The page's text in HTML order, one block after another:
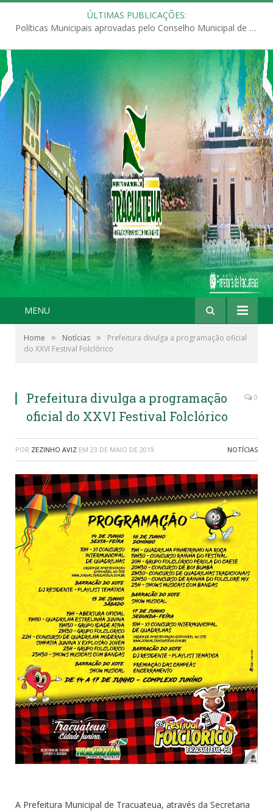
ÚLTIMAS PUBLICAÇÕES:
Políticas Municipais aprovadas pelo Conselho Municipal de Educação (CME)
MENU
Home » Notícias »
Prefeitura divulga a programação oficial
do XXVI Festival Folclórico
Prefeitura divulga a programação
oficial do XXVI Festival Folclórico
0
POR ZEZINHO AVIZ EM 23 DE MAIO DE 2019 NOTÍCIAS
A Prefeitura Municipal de Tracuateua, através da Secretaria